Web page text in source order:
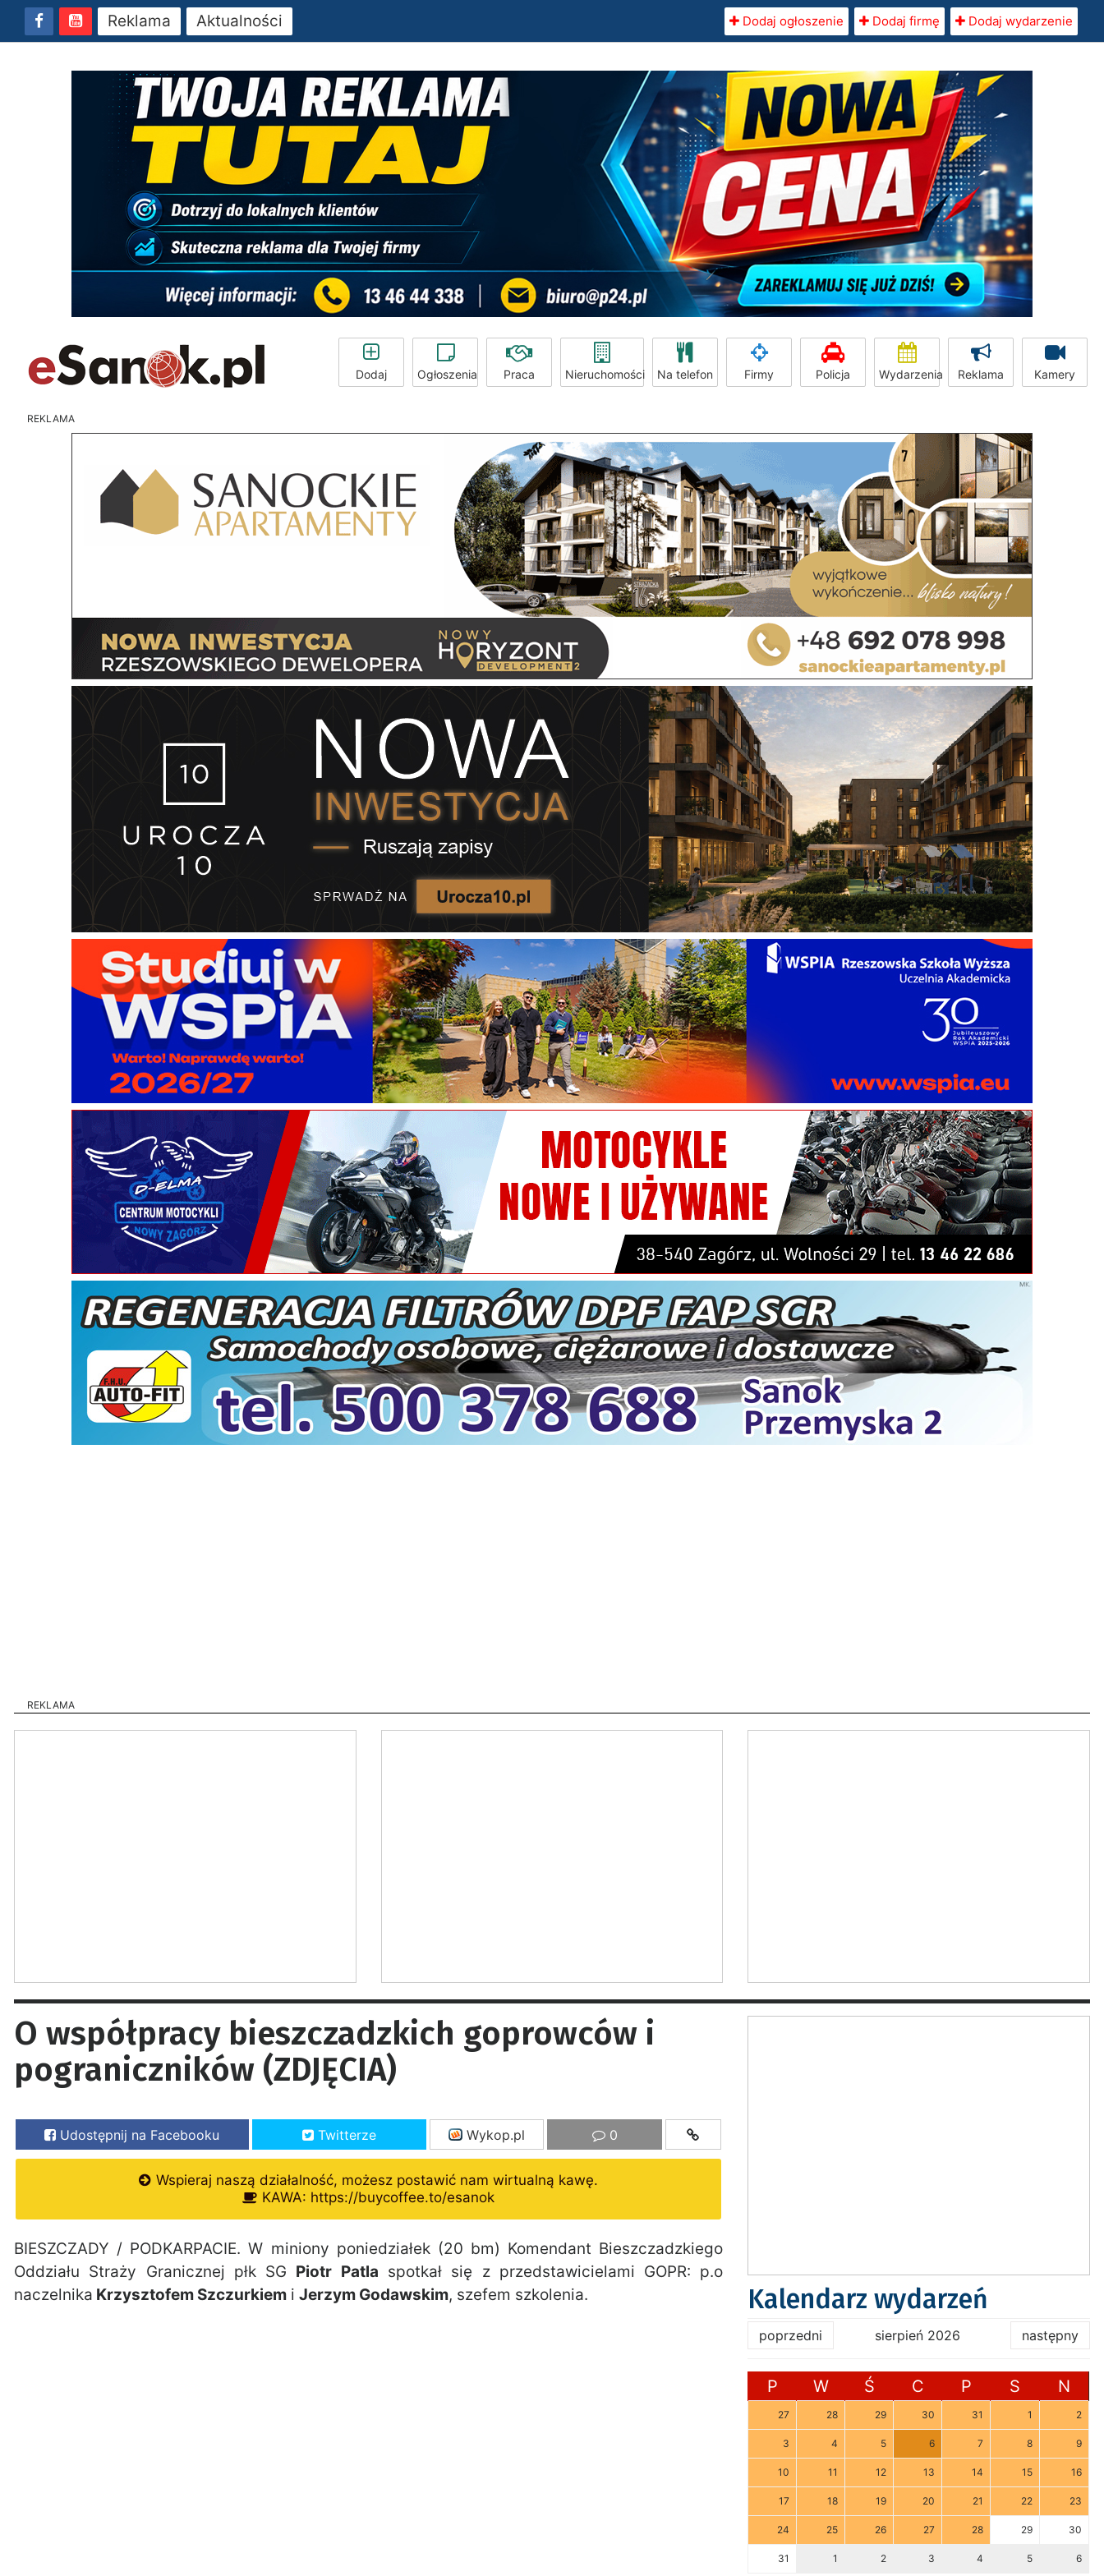
Reklama Aktualności Dodaj ogłoszenie Dodaj firmę Dodaj wydarzenie
Dodaj Ogłoszenia Praca Nieruchomości Na telefon Firmy Policja Wydarzenia Reklama Kamery
REKLAMA
REKLAMA
O współpracy bieszczadzkich goprowców i
pograniczników (ZDJĘCIA)
Udostępnij na Facebooku Twitterze Wykop.pl 0
Wspieraj naszą działalność, możesz postawić nam wirtualną kawę.
KAWA: https://buycoffee.to/esanok
BIESZCZADY / PODKARPACIE. W miniony poniedziałek (20 bm) Komendant Bieszczadzkiego
Oddziału Straży Granicznej płk SG Piotr Patla spotkał się z przedstawicielami GOPR: p.o
naczelnika Krzysztofem Szczurkiem i Jerzym Godawskim, szefem szkolenia. Kalendarz wydarzeń
poprzedni sierpień 2026 następny
P W Ś C P S N
27 28 29 30 31 1 2
3 4 5 6 7 8 9
10 11 12 13 14 15 16
17 18 19 20 21 22 23
24 25 26 27 28 29 30
31 1 2 3 4 5 6